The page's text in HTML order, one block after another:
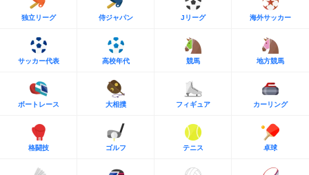
独立リーグ 侍ジャパン Jリーグ 海外サッカー
サッカー代表 高校年代 競馬 地方競馬
ボートレース 大相撲 フィギュア カーリング
格闘技 ゴルフ テニス 卓球